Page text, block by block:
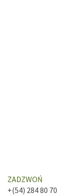
ZADZWOŃ
+(54) 284 80 70